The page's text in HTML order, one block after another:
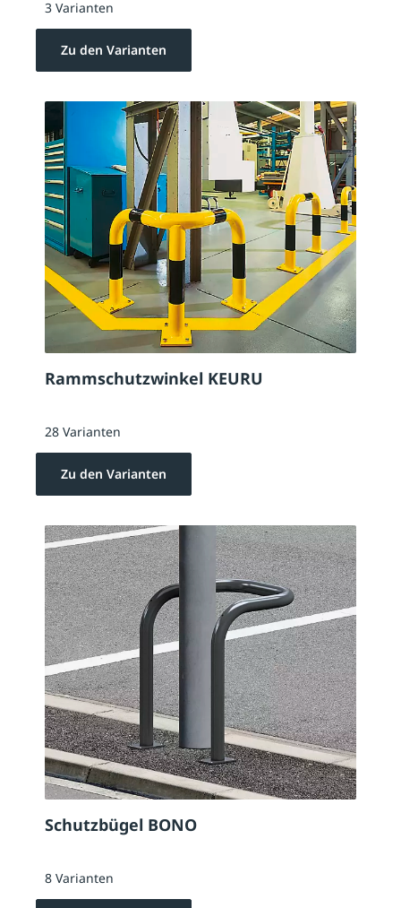
3 Varianten
Zu den Varianten
Rammschutzwinkel KEURU
28 Varianten
Zu den Varianten
Schutzbügel BONO
8 Varianten